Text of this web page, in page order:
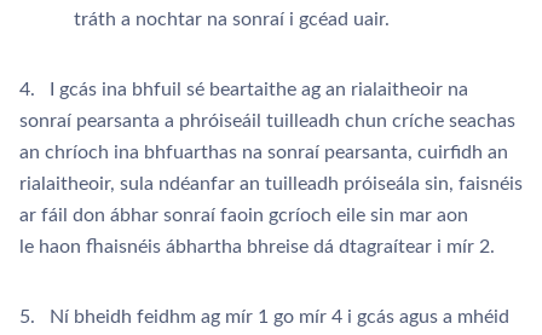
tráth a nochtar na sonraí i gcéad uair.
4. I gcás ina bhfuil sé beartaithe ag an rialaitheoir na
sonraí pearsanta a phróiseáil tuilleadh chun críche seachas
an chríoch ina bhfuarthas na sonraí pearsanta, cuirfidh an
rialaitheoir, sula ndéanfar an tuilleadh próiseála sin, faisnéis
ar fáil don ábhar sonraí faoin gcríoch eile sin mar aon
le haon fhaisnéis ábhartha bhreise dá dtagraítear i mír 2.
5. Ní bheidh feidhm ag mír 1 go mír 4 i gcás agus a mhéid